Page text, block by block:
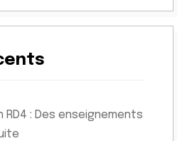
RD4 : Des enseignements